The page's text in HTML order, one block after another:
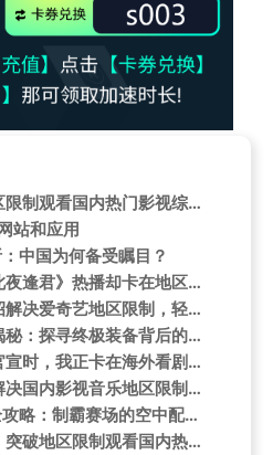
海外华人如何突破地区限制观看国内热门影视综艺节目
站和应用
中国为何备受瞩目？
海外党追剧崩溃？《此夜逢君》热播却卡在地区限制！3招教你轻松解锁
海外追剧党必看！一招解决爱奇艺地区限制，轻松解锁《运钞大劫案》等国产新片
神仙道天神套装价格揭秘：探寻终极装备背后的价值
刷到爱奇艺尖叫之夜官宣时，我正卡在海外看剧的转圈圈里——突然想起那些年追不上的直播
海外华人必看：三招解决国内影视音乐地区限制，中秋晚会不再错过
NBA 2K22空接技巧全攻略：制霸赛场的空中配合——NBA 2K22国服游戏加速器
海外华人追剧不再愁！突破地区限制观看国内热门影视综艺全攻略